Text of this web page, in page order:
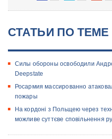
СТАТЬИ ПО ТЕМЕ
Силы обороны освободили
Deepstate
Росармия массированно
пожары
На кордоні з Польщею через
можливе суттєве сповільнення